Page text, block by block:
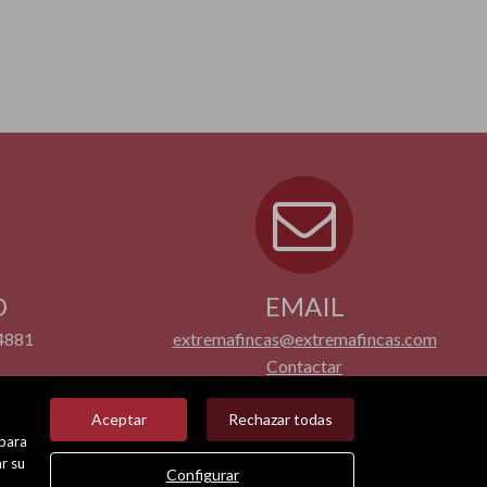
su
Aceptar Rechazar todas
Configurar
EMAIL
extremafincas@extremafincas.com
Contactar